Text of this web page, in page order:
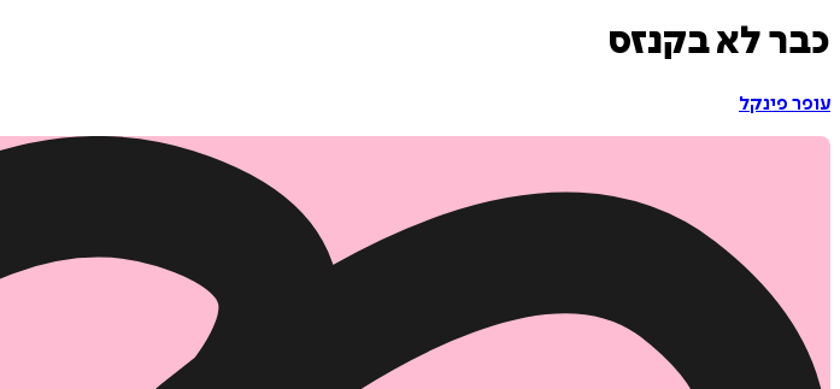
כבר לא בקנזס
עופר פינקל